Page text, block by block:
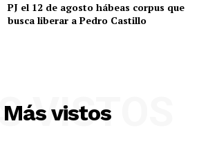
PJ el 12 de agosto hábeas corpus que
busca liberar a Pedro Castillo
Más vistos
VISTOS